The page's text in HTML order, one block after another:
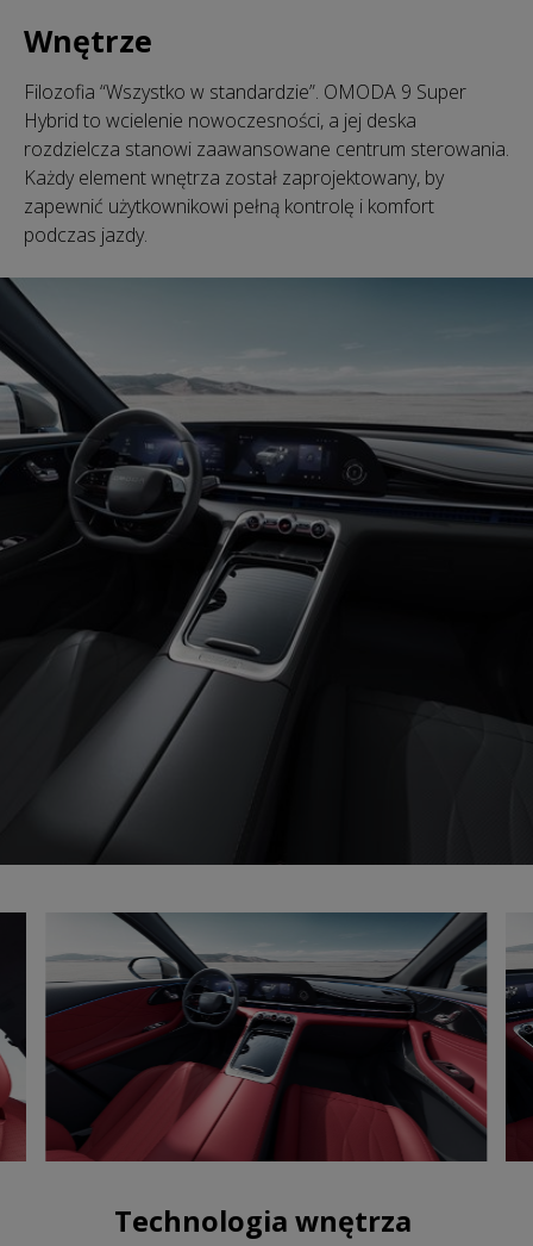
Wnętrze
Filozofia “Wszystko w standardzie”. OMODA 9 Super
Hybrid to wcielenie nowoczesności, a jej deska
rozdzielcza stanowi zaawansowane centrum sterowania.
Każdy element wnętrza został zaprojektowany, by
zapewnić użytkownikowi pełną kontrolę i komfort
podczas jazdy.
Technologia wnętrza